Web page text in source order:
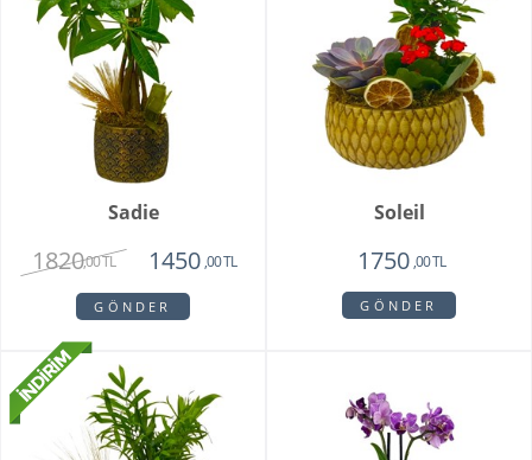
Sadie
1820,00 TL 1450 ,00 TL
GÖNDER
Soleil
1750 ,00 TL
GÖNDER